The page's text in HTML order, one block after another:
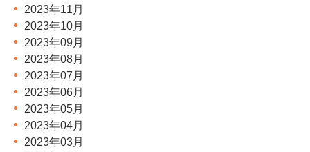
2023年11月
2023年10月
2023年09月
2023年08月
2023年07月
2023年06月
2023年05月
2023年04月
2023年03月